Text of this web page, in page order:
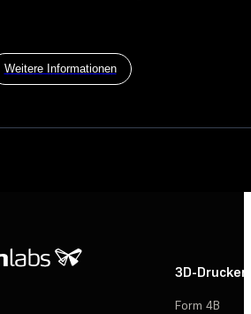
Weitere Informationen
3D-Drucker
Form 4B